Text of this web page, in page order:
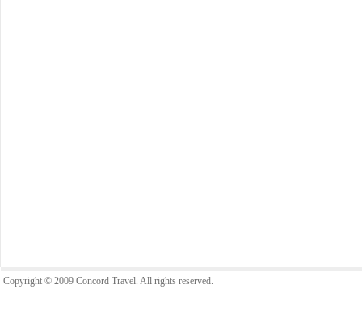
Copyright © 2009 Concord Travel. All rights reserved.